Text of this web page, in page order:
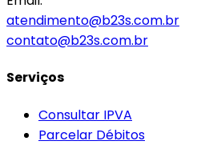
atendimento@b23s.com.br
contato@b23s.com.br
Serviços
Consultar IPVA
Parcelar Débitos